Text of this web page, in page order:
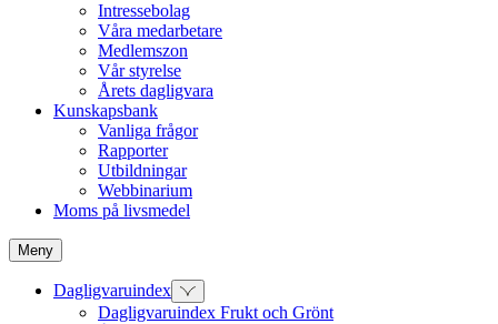
Intressebolag
Våra medarbetare
Medlemszon
Vår styrelse
Årets dagligvara
Kunskapsbank
Vanliga frågor
Rapporter
Utbildningar
Webbinarium
Moms på livsmedel
Meny
Dagligvaruindex
Dagligvaruindex Frukt och Grönt